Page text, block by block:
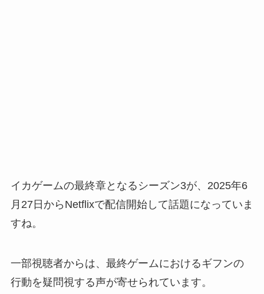
イカゲームの最終章となるシーズン3が、2025年6
月27日からNetflixで配信開始して話題になっていま
すね。
一部視聴者からは、最終ゲームにおけるギフンの
行動を疑問視する声が寄せられています。